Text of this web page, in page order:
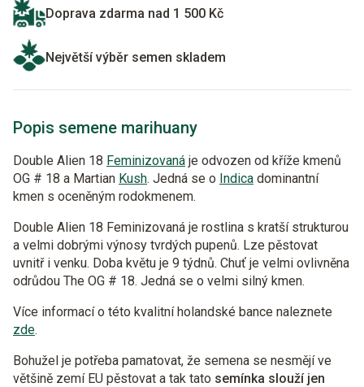
Doprava zdarma nad 1 500 Kč
Největší výběr semen skladem
Popis semene marihuany
Double Alien 18 Feminizovaná je odvozen od kříže kmenů
OG # 18 a Martian Kush. Jedná se o Indica dominantní
kmen s oceněným rodokmenem.
Double Alien 18 Feminizovaná je rostlina s kratší strukturou
a velmi dobrými výnosy tvrdých pupenů. Lze pěstovat
uvnitř i venku. Doba květu je 9 týdnů. Chuť je velmi ovlivněna
odrůdou The OG # 18. Jedná se o velmi silný kmen.
Více informací o této kvalitní holandské bance naleznete
zde.
Bohužel je potřeba pamatovat, že semena se nesmějí ve
většině zemí EU pěstovat a tak tato semínka slouží jen